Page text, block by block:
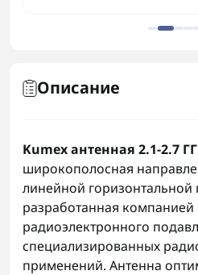
Описание
Kumex антенная 2.1-2.7
широкополосная
линейной горизонтальной
разработанная компанией
радиоэлектронного
специализированных
применений. Антенна